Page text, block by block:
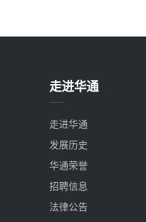
走进华通
走进华通
发展历史
华通荣誉
招聘信息
法律公告